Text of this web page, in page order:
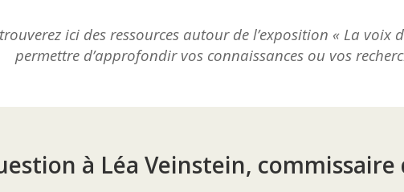
ici des ressources autour de l’exposition « La voix
permettre d’approfondir vos connaissances ou vos
à Léa Veinstein,